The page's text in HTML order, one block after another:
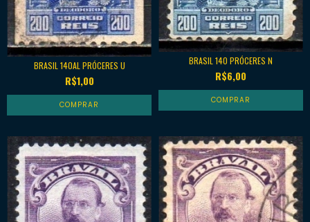
BRASIL 140AL PRÓCERES U
R$1,00
BRASIL 140 PRÓCERES N
R$6,00